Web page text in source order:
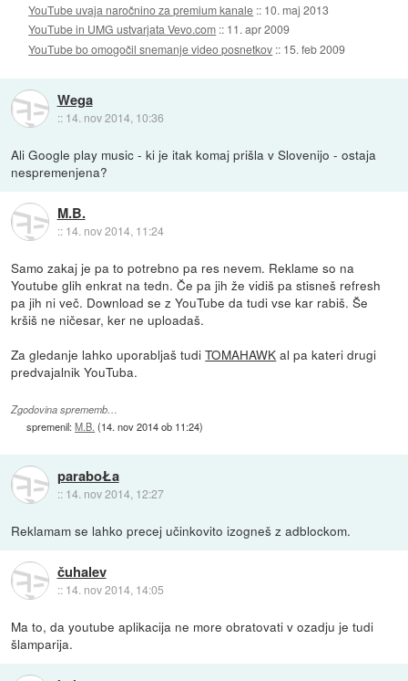
YouTube uvaja naročnino za premium kanale :: 10. maj 2013
YouTube in UMG ustvarjata Vevo.com :: 11. apr 2009
YouTube bo omogočil snemanje video posnetkov :: 15. feb 2009
Wega
:: 14. nov 2014, 10:36
Ali Google play music - ki je itak komaj prišla v Slovenijo - ostaja
nespremenjena?
M.B.
:: 14. nov 2014, 11:24
Samo zakaj je pa to potrebno pa res nevem. Reklame so na
Youtube glih enkrat na tedn. Če pa jih že vidiš pa stisneš refresh
pa jih ni več. Download se z YouTube da tudi vse kar rabiš. Še
kršiš ne ničesar, ker ne uploadaš.
Za gledanje lahko uporabljaš tudiTOMAHAWK al pa kateri drugi
predvajalnik YouTuba.
Zgodovina sprememb…
spremenil:M.B. (14. nov 2014 ob 11:24)
paraboŁa
:: 14. nov 2014, 12:27
Reklamam se lahko precej učinkovito izogneš z adblockom.
čuhalev
:: 14. nov 2014, 14:05
Ma to, da youtube aplikacija ne more obratovati v ozadju je tudi
šlamparija.